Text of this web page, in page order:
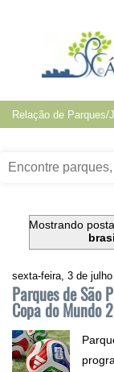
Mostrando
sexta-feira, 3 de
Parques de São
Copa do Mundo